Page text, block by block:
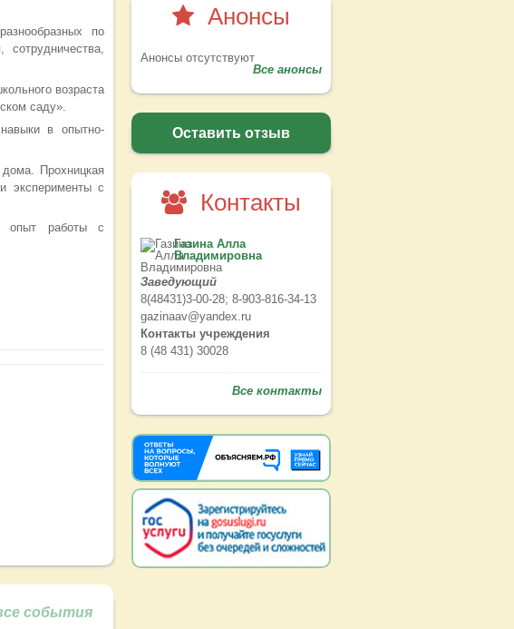
по
возраста
саду».
в опытно-
Прохницкая
эксперименты с
опыт работы с
события
Анонсы
Анонсы отсутствуют
Все анонсы
Оставить отзыв
Контакты
Газина Алла
Владимировна
Заведующий
8(48431)3-00-28; 8-903-816-34-13
gazinaav@yandex.ru
Контакты учреждения
8 (48 431) 30028
Все контакты